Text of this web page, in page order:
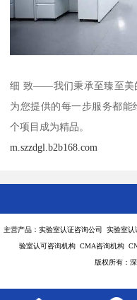
细 致——我们秉承至臻至美
为您提供的每一步服务都
个项目成为精品。
m.szzdgl.b2b168.com
主营产品：实验室认证咨询公司 实验室
验室认可咨询机构 CMA咨询机构
版权所有：